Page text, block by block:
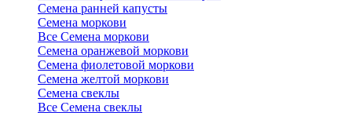
Семена ранней капусты
Семена моркови
Все Семена моркови
Семена оранжевой моркови
Семена фиолетовой моркови
Семена желтой моркови
Семена свеклы
Все Семена свеклы